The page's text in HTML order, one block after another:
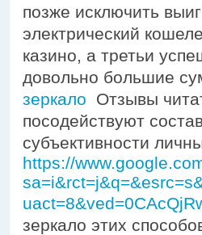
позже исключить
электрический
казино, а третьи
довольно большие
зеркало Отзывы
посодействуют
субъективности
https://
зеркало этих